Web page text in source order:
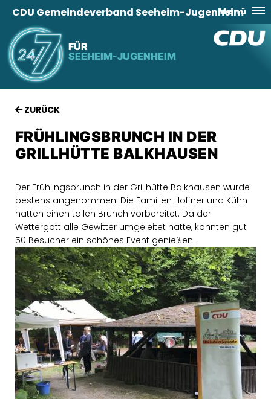
FÜR
SEEHEIM-JUGENHEIM
CDU Gemeindeverband Seeheim-Jugenheim
Menü
ZURÜCK
FRÜHLINGSBRUNCH IN DER
GRILLHÜTTE BALKHAUSEN
Der Frühlingsbrunch in der Grillhütte Balkhausen wurde
bestens angenommen. Die Familien Hoffner und Kühn
hatten einen tollen Brunch vorbereitet. Da der
Wettergott alle Gewitter umgeleitet hatte, konnten gut
50 Besucher ein schönes Event genießen.